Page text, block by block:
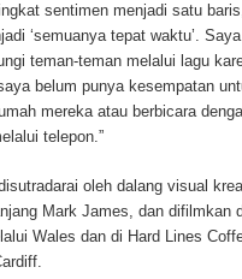
sentimen menjadi satu
‘semuanya tepat waktu’. Saya
teman-teman melalui lagu
belum punya kesempatan
mereka atau berbicara
telepon.”
oleh dalang visual
Mark James, dan difilmkan
Wales dan di Hard Lines